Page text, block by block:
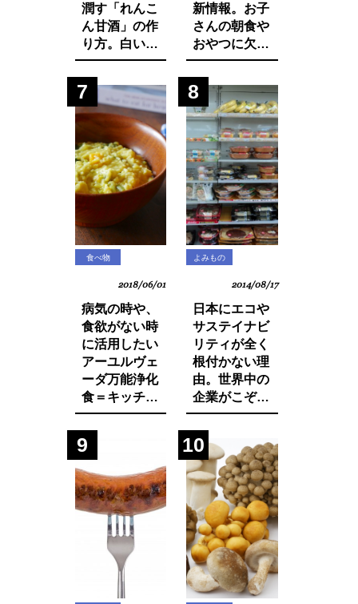
潤す「れんこ
ん甘酒」の作
り方。白い食
材でカラダを
養おう。
新情報。お子
さんの朝食や
おやつに欠か
せないシリア
ルから大量の
発がん性物質
グリホサート
が検出！
7
食べ物
2018/06/01
病気の時や、
食欲がない時
に活用したい
アーユルヴェ
ーダ万能浄化
食＝キッチャ
リーの作り方
8
よみもの
2014/08/17
日本にエコや
サステイナビ
リティが全く
根付かない理
由。世界中の
企業がこぞっ
て取り組む
SDGsへの遅
れ。それは日
本人・日本企
業と政府の意
識の低さにあ
った！
9 10